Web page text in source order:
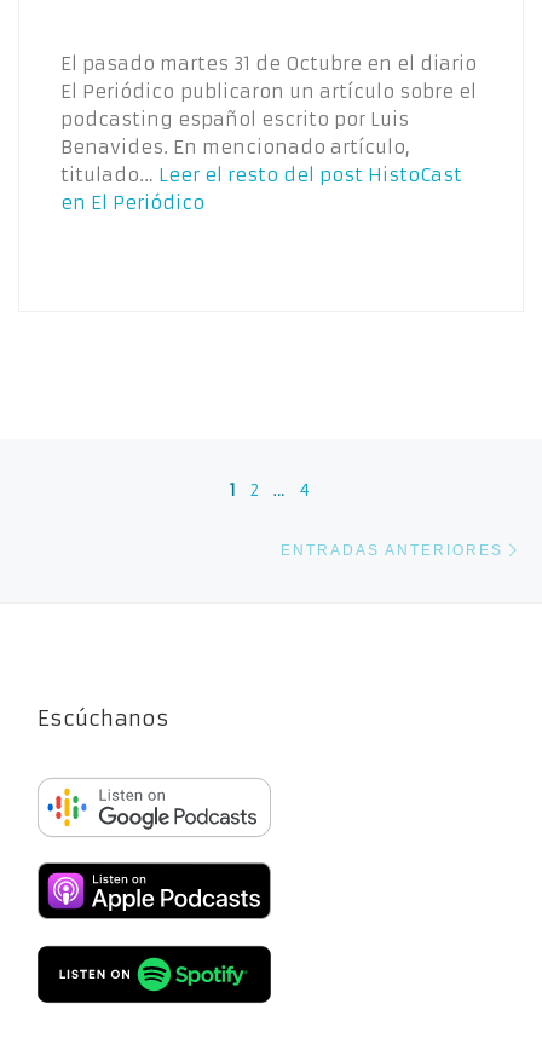
El pasado martes 31 de Octubre en el diario
El Periódico publicaron un artículo sobre el
podcasting español escrito por Luis
Benavides. En mencionado artículo,
titulado… Leer el resto del post HistoCast
en El Periódico
Navegación de entradas
1 2 … 4
ENTRADAS ANTERIORES
Escúchanos